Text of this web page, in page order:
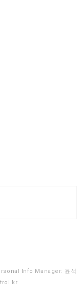
Info Manager: 윤석